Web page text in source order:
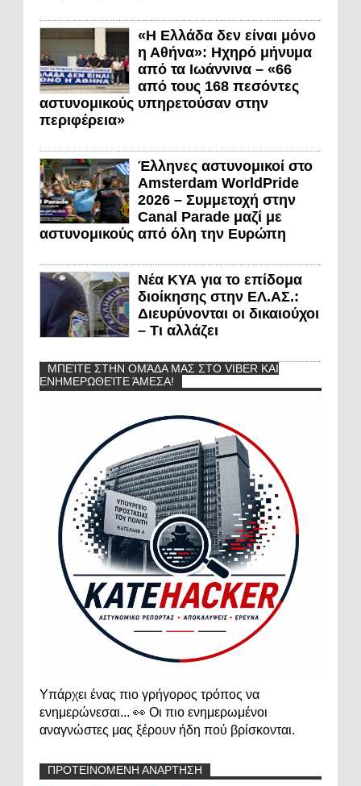
«Η Ελλάδα δεν είναι μόνο
η Αθήνα»: Ηχηρό μήνυμα
από τα Ιωάννινα – «66
από τους 168 πεσόντες
αστυνομικούς υπηρετούσαν στην
περιφέρεια»
Έλληνες αστυνομικοί στο
Amsterdam WorldPride
2026 – Συμμετοχή στην
Canal Parade μαζί με
αστυνομικούς από όλη την Ευρώπη
Νέα ΚΥΑ για το επίδομα
διοίκησης στην ΕΛ.ΑΣ.:
Διευρύνονται οι δικαιούχοι
– Τι αλλάζει
ΜΠΕΊΤΕ ΣΤΗΝ ΟΜΆΔΑ ΜΑΣ ΣΤΟ VIBER ΚΑΙ
ΕΝΗΜΕΡΩΘΕΊΤΕ ΆΜΕΣΑ!
Υπάρχει ένας πιο γρήγορος τρόπος να
ενημερώνεσαι... 👀 Οι πιο ενημερωμένοι
αναγνώστες μας ξέρουν ήδη πού βρίσκονται.
ΠΡΟΤΕΙΝΟΜΕΝΗ ΑΝΑΡΤΗΣΗ